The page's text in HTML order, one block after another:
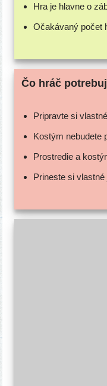
Hra je hlav­ne o
Očakávaný počet
Čo hráč
Pripravte si
Kostým nebu­de­te
Prostredie a
Prineste si vlast­né